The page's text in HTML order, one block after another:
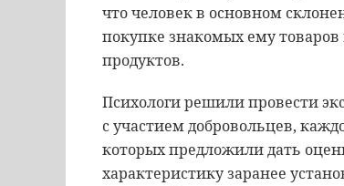
что человек в основном
покупке знакомых ему товаров
продуктов.
Психологи решили провести
с участием добровольцев,
которых предложили дать
характеристику заранее